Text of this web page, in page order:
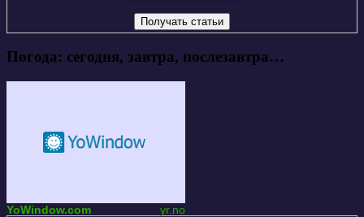
Погода: сегодня, завтра, послезавтра…
YoWindow.com yr.no